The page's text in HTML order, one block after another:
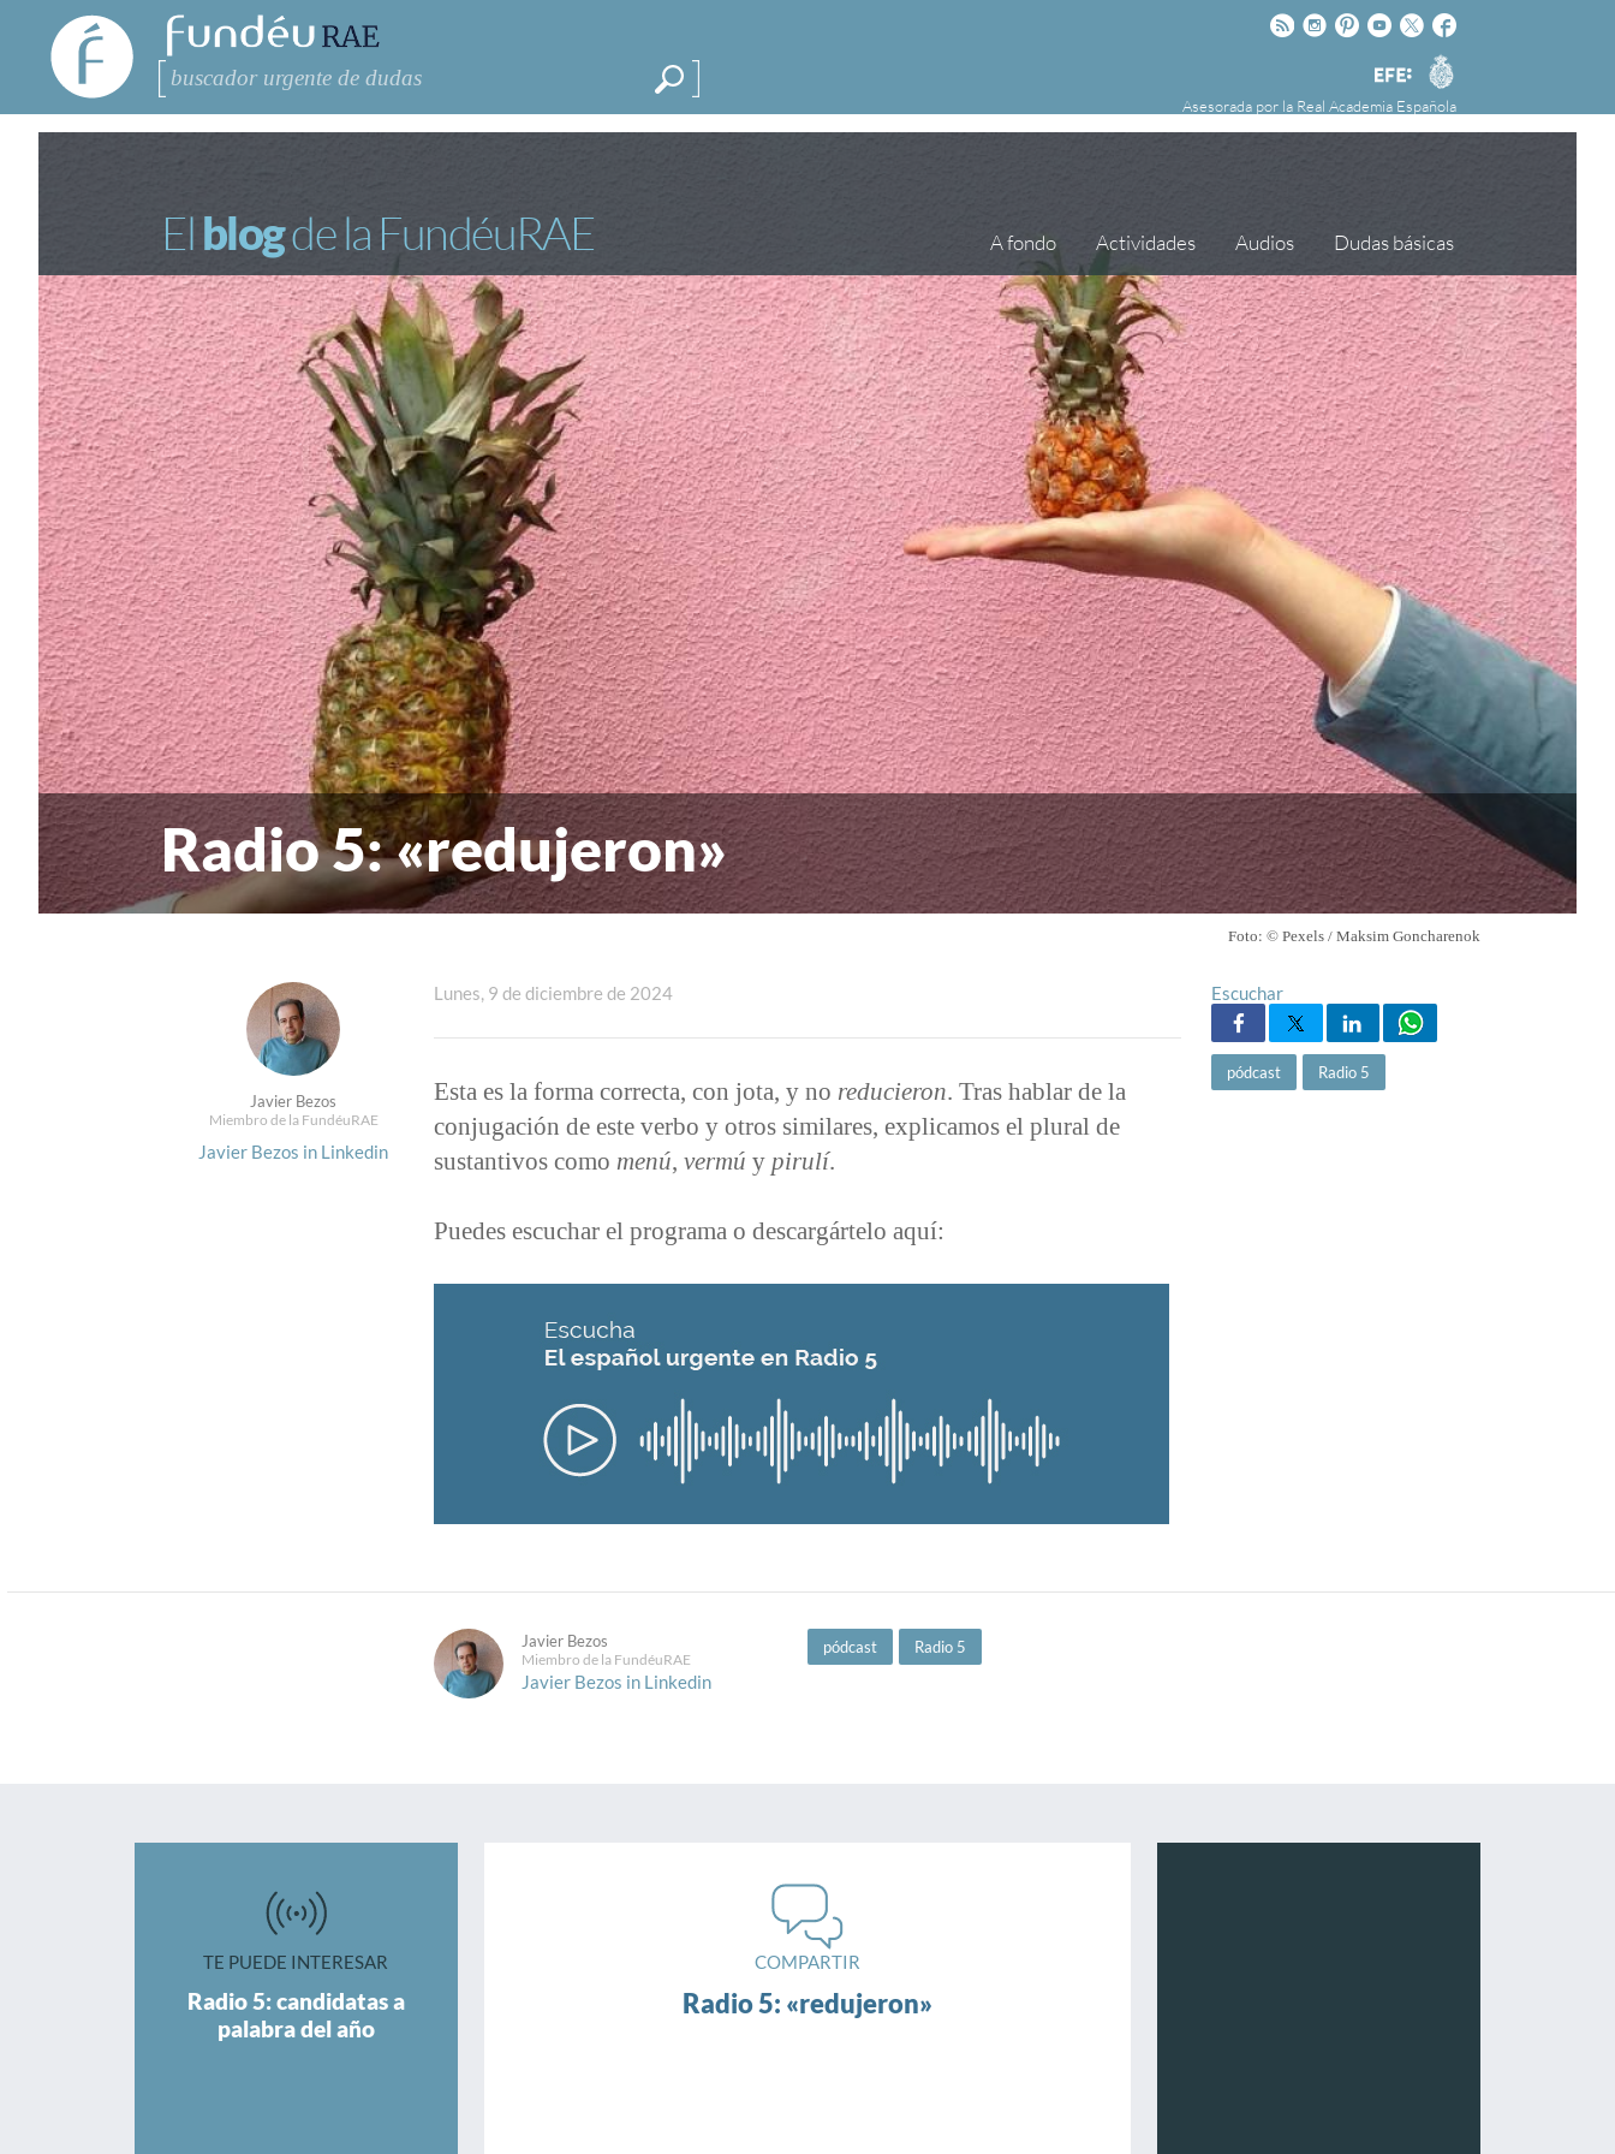
FundéuRAE
- Fundación
del Español
Urgente
Buscar
Facebook
Twitter
Youtube
Pinteres
Instagram
Rss
Agencia
EFE
Asesorada por la Real Academia Española
RECOMENDACIONES CONSULTAS ESPECIALES
español en los medios de comunicación y en
Internet.
Elblogde la FundéuRAE A fondo Actividades Audios Dudas básicas
Radio 5: «redujeron»
Foto: © Pexels / Maksim Goncharenok
Javier Bezos
Miembro de la FundéuRAE
Javier Bezos in Linkedin
Escuchar
pódcast Radio 5
Lunes, 9 de diciembre de 2024
Esta es la forma correcta, con jota, y no reducieron. Tras hablar de la
conjugación de este verbo y otros similares, explicamos el plural de
sustantivos como menú, vermú y pirulí.
Puedes escuchar el programa o descargártelo aquí:
Javier Bezos
Miembro de la FundéuRAE
Javier Bezos in Linkedin
pódcast Radio 5
TE PUEDE INTERESAR
Radio 5: candidatas a
palabra del año
COMPARTIR
Radio 5: «redujeron»